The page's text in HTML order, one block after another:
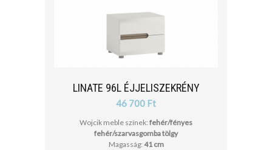
LINATE 96L ÉJJELISZEKRÉNY
46 700 Ft
Wojcik meble színek: fehér/fényes
fehér/szarvasgomba tölgy
Magasság: 41 cm